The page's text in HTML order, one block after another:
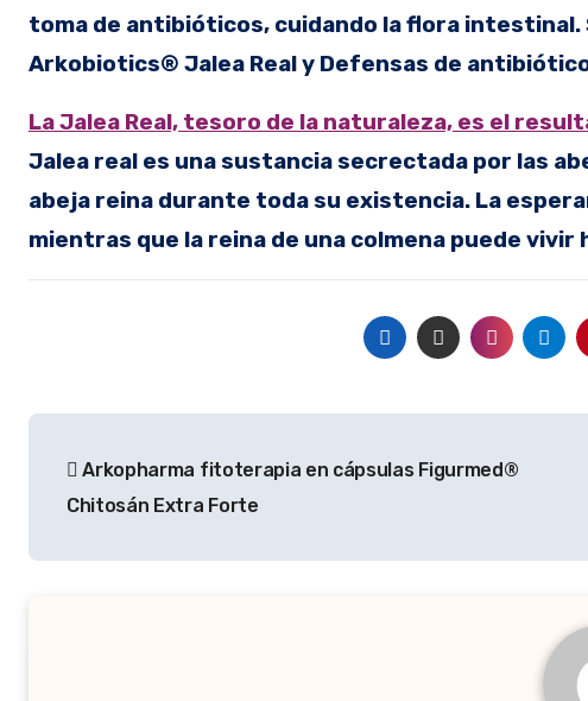
toma de antibióticos, cuidando la flora intestinal.
Arkobiotics® Jalea Real y Defensas de
La Jalea Real, tesoro de la naturaleza, es el
Jalea real es una sustancia secrectada por las
abeja reina durante toda su existencia. La
mientras que la reina de una colmena puede vivir
de Arkopharma fitoterapia en cápsulas Figurmed®
Chitosán Extra Forte